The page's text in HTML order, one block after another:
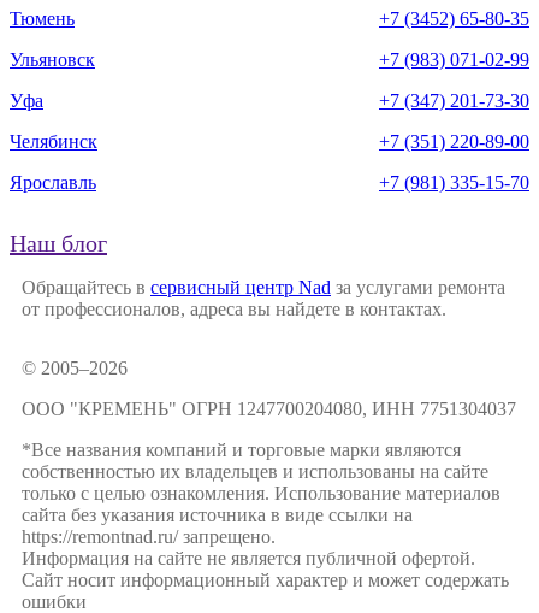
Тюмень
+7 (3452) 65-80-35
Ульяновск
+7 (983) 071-02-99
Уфа
+7 (347) 201-73-30
Челябинск
+7 (351) 220-89-00
Ярославль
+7 (981) 335-15-70
Наш блог
Обращайтесь в сервисный центр Nad за услугами ремонта
от профессионалов, адреса вы найдете в контактах.
© 2005–2026
ООО "КРЕМЕНЬ" ОГРН 1247700204080, ИНН 7751304037
*Все названия компаний и торговые марки являются
собственностью их владельцев и использованы на сайте
только с целью ознакомления. Использование материалов
сайта без указания источника в виде ссылки на
https://remontnad.ru/ запрещено.
Информация на сайте не является публичной офертой.
Сайт носит информационный характер и может содержать
ошибки